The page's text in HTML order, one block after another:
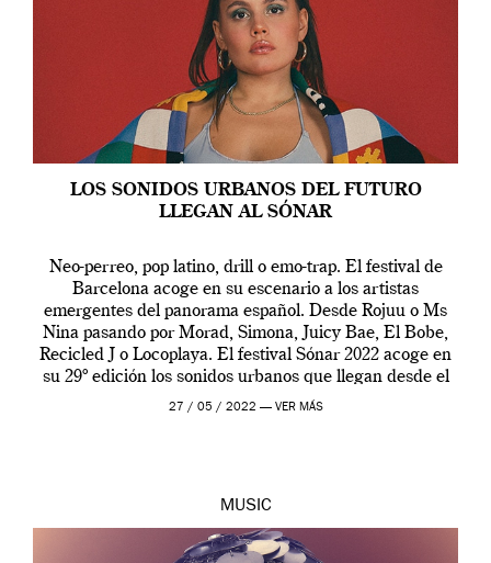
LOS SONIDOS URBANOS DEL FUTURO
LLEGAN AL SÓNAR
Neo-perreo, pop latino, drill o emo-trap. El festival de
Barcelona acoge en su escenario a los artistas
emergentes del panorama español. Desde Rojuu o Ms
Nina pasando por Morad, Simona, Juicy Bae, El Bobe,
Recicled J o Locoplaya. El festival Sónar 2022 acoge en
su 29º edición los sonidos urbanos que llegan desde el
futuro. […]
27 / 05 / 2022 — VER MÁS
MUSIC